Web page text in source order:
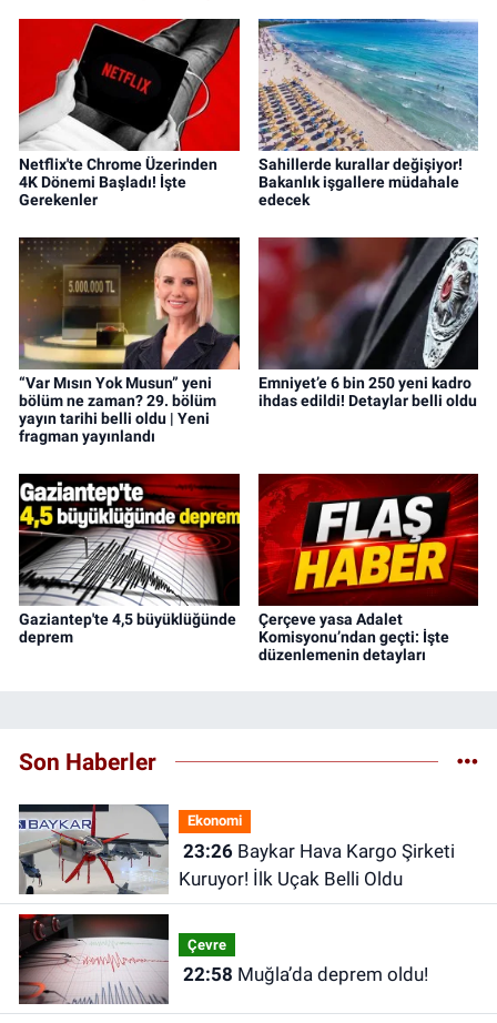
Netflix'te Chrome Üzerinden
4K Dönemi Başladı! İşte
Gerekenler
Sahillerde kurallar değişiyor!
Bakanlık işgallere müdahale
edecek
“Var Mısın Yok Musun” yeni
bölüm ne zaman? 29. bölüm
yayın tarihi belli oldu | Yeni
fragman yayınlandı
Emniyet’e 6 bin 250 yeni kadro
ihdas edildi! Detaylar belli oldu
Gaziantep'te 4,5 büyüklüğünde
deprem
Çerçeve yasa Adalet
Komisyonu’ndan geçti: İşte
düzenlemenin detayları
Son Haberler
Ekonomi
23:26Baykar Hava Kargo Şirketi
Kuruyor! İlk Uçak Belli Oldu
Çevre
22:58 Muğla’da deprem oldu!